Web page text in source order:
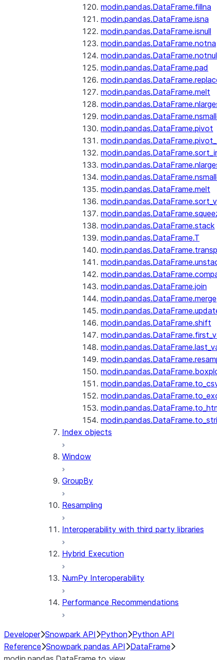
modin.pandas.DataFrame.fillna
modin.pandas.DataFrame.isna
modin.pandas.DataFrame.isnull
modin.pandas.DataFrame.notna
modin.pandas.DataFrame.pad
modin.pandas.DataFrame.melt
modin.pandas.DataFrame.pivot
modin.pandas.DataFrame.melt
modin.pandas.DataFrame.stack
modin.pandas.DataFrame.T
modin.pandas.DataFrame.join
modin.pandas.DataFrame.merge
modin.pandas.DataFrame.shift
Index objects
Window
GroupBy
Resampling
Interoperability with third party libraries
Hybrid Execution
NumPy Interoperability
Performance Recommendations
Developer Snowpark API Python Python API
Reference Snowpark pandas API
DataFrame